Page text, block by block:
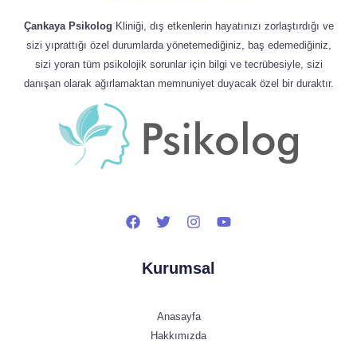
Çankaya Psikolog Kliniği, dış etkenlerin hayatınızı zorlaştırdığı ve
sizi yıprattığı özel durumlarda yönetemediğiniz, baş edemediğiniz,
sizi yoran tüm psikolojik sorunlar için bilgi ve tecrübesiyle, sizi
danışan olarak ağırlamaktan memnuniyet duyacak özel bir duraktır.
Kurumsal
Anasayfa
Hakkımızda